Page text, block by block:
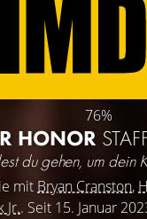
76%
HONOR
du gehen, um dein
mit Bryan Cranston,
Jr.. Seit 15. Januar